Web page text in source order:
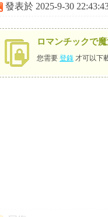
發表於 2025-9-30
ロマンチックで
您需要 登錄 才可以下